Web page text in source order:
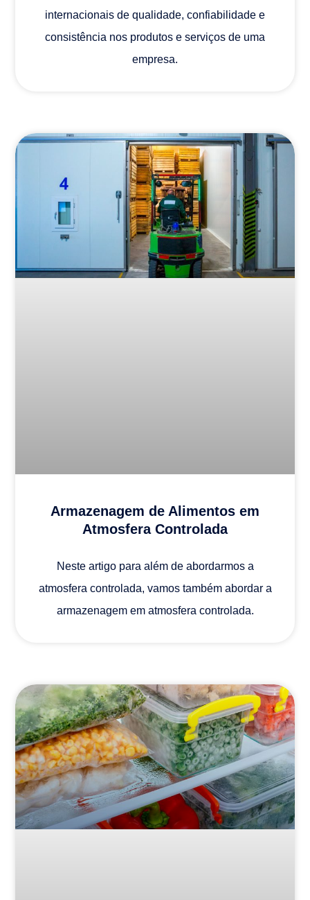
internacionais de qualidade, confiabilidade e
consistência nos produtos e serviços de uma
empresa.
ATMOSFERA CONTROLADA DINÂMICA
Armazenagem de Alimentos em
Atmosfera Controlada
Neste artigo para além de abordarmos a
atmosfera controlada, vamos também abordar a
armazenagem em atmosfera controlada.
ATMOSFERA CONTROLADA DINÂMICA